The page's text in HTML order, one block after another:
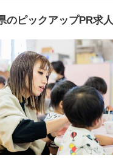
のピックアップPR求人